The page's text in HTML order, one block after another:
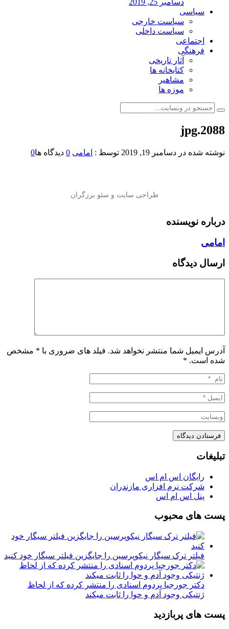
دسامبر 25, 2019
سیاسی
سیاست خارجی
سیاست داخلی
اجتماعی
فرهنگی
آثار تاریخی
کتابخانه ها
مشاهیر
موزه ها
2088.jpg
نوشته شده در دسامبر 19, 2019 توسط : امامی 0 دیدگاه ها0
درباره نویسنده
امامی
ارسال دیدگاه
آدرس ایمیل شما منتشر نخواهد شد. فیلد های ضروری با * مشخص
شده است. *
تبلیغات
رایگان اس ام اس
شرکت نرم افزاری مازندران
پنل اس ام اس
پست های محبوب
فیلتر ترک سیگار نیکوپرسین را جایگزین فیلتر سیگار خود کنید
دکتر جورجیا پردوم اسنادی را منتشر کرده که از لحاظ
ژنتیکی وجود آدم و حوا را ثابت میکند
پست های پربازدید